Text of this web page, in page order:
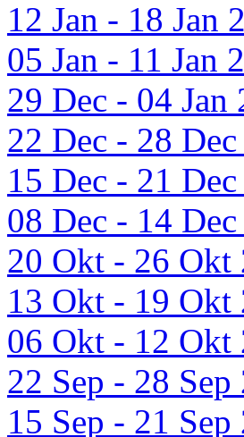
12 Jan - 18 Jan
05 Jan - 11 Jan
29 Dec - 04 Jan
22 Dec - 28
15 Dec - 21
08 Dec - 14
20 Okt - 26 Okt
13 Okt - 19 Okt
06 Okt - 12 Okt
22 Sep - 28 Sep
15 Sep - 21 Sep